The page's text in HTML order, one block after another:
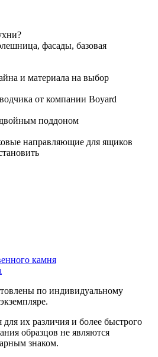
фасады, базовая
и материала на выбор
от компании Boyard
поддоном
направляющие для ящиков
камня
по индивидуальному
их различия и более быстрого
образцов не являются
знаком.